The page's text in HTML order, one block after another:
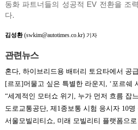
동화 파트너들의 성공적 EV 전환을 조
다.
김성환(swkim@autotimes.co.kr) 기자
관련뉴스
혼다, 하이브리드용 배터리 토요타에서 공
[르포]머물고 싶은 특별한 라운지, ‘포르쉐
“세계적인 모터쇼 위기, 누가 먼저 흐름 잡
도로교통공단, 제1종보통 시험 응시자 10명
서울모빌리티쇼, 미래 모빌리티 플랫폼으